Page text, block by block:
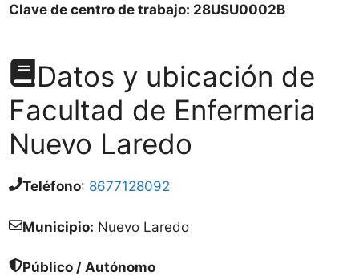
Clave de centro de trabajo: 28USU0002B
Datos y ubicación de
Facultad de Enfermeria
Nuevo Laredo
Teléfono: 8677128092
Municipio: Nuevo Laredo
Público / Autónomo